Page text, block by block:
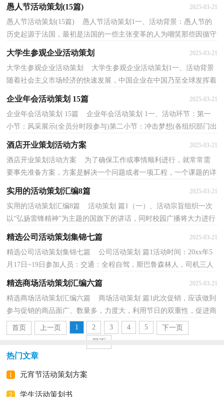
愚人节活动策划(15篇) 2025-03-21
愚人节活动策划(15篇) 愚人节活动策划1一、活动背景：愚人节的
历史起源于法国，最初是法国的一些主张变革的人为嘲笑那些因循守
大学生参观企业活动策划 2025-03-21
大学生参观企业活动策划 大学生参观企业活动策划1一、活动背景
随着社会主义市场经济的快速发展，中国企业在中国乃至全球发挥着
企业年会活动策划 15篇 2025-03-21
企业年会活动策划 15篇 企业年会活动策划 1一、活动环节：第一
小节：风采展示(全员分时段参与)第二小节：冲击梦想(各组织部门出
代表)第三小节：温馨一刻(全员参与)二、聚餐活动...
酒店开业策划活动方案 2025-03-21
酒店开业策划活动方案 为了确保工作或事情顺利进行，就常常需
要事先准备方案，方案是解决一个问题或者一项工程，一个课题的详
实用的活动策划汇编8篇 2025-03-21
实用的活动策划汇编8篇 活动策划 篇1（一）、活动宗旨组织一次
以“弘扬雷锋精神”为主题的国旗下的讲话，同时校园广播将大力进行
精选公司活动策划集锦七篇 2025-03-21
精选公司活动策划集锦七篇 公司活动策划 篇1活动时间：20xx年5
月17日~19日参加人员：交通：全程自驾，斯巴鲁森林人，司机三人
精选商场活动策划汇编六篇 2025-03-21
精选商场活动策划汇编六篇 商场活动策划 篇1此次促销，应该做到
参与促销的商品面广、数量多，力度大，利用节日的双重性，促进商
品的连带销售。具体内容如下： 一、活动时间：9月2...
首页 上一页 1 2 3 4 5
下一页
尾页
热门文章
1 元宵节活动策划方案
2 学生活动策划书